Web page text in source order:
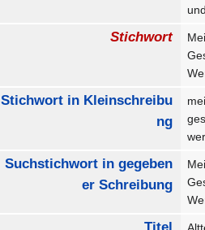
Stichwort
Stichwort in Kleinschreibu
ng
Suchstichwort in gegeben
er Schreibung